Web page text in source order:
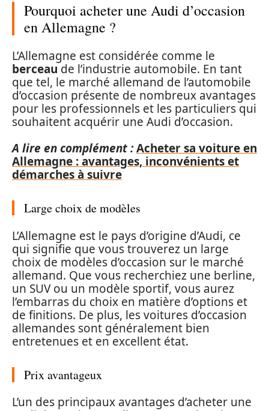
Pourquoi acheter une Audi d’occasion
en Allemagne ?
L’Allemagne est considérée comme le
berceau de l’industrie automobile. En tant
que tel, le marché allemand de l’automobile
d’occasion présente de nombreux avantages
pour les professionnels et les particuliers qui
souhaitent acquérir une Audi d’occasion.
A lire en complément :Acheter sa voiture en
Allemagne : avantages, inconvénients et
démarches à suivre
Large choix de modèles
L’Allemagne est le pays d’origine d’Audi, ce
qui signifie que vous trouverez un large
choix de modèles d’occasion sur le marché
allemand. Que vous recherchiez une berline,
un SUV ou un modèle sportif, vous aurez
l’embarras du choix en matière d’options et
de finitions. De plus, les voitures d’occasion
allemandes sont généralement bien
entretenues et en excellent état.
Prix avantageux
L’un des principaux avantages d’acheter une